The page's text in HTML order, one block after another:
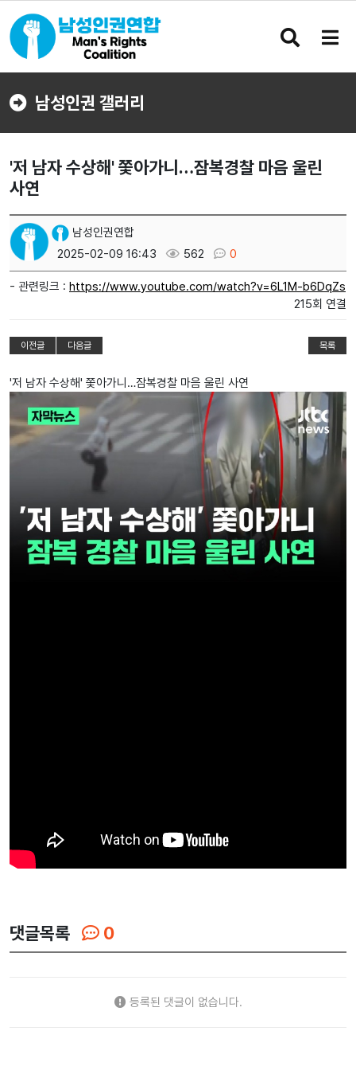
검
버
메
버
남성인권 갤러리
'저 남자 수상해' 쫓아가니…잠복경찰 마음 울린
사연
남성인권연합
2025-02-09 16:43
562 0
- 관련링크 : https://www.youtube.com/watch?v=6L1M-b6DqZs
215회 연결
이전글 다음글 목록
'저 남자 수상해' 쫓아가니…잠복경찰 마음 울린 사연
댓글목록 0
등록된 댓글이 없습니다.